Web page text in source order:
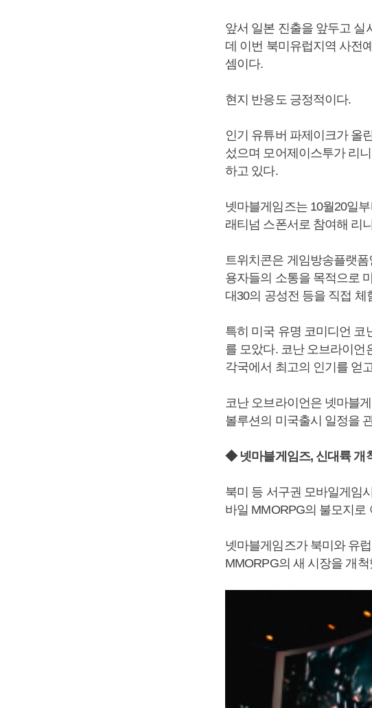
앞서 일본 진출을 앞두고 실
데 이번 북미유럽지역 사전
셈이다.
현지 반응도 긍정적이다.
인기 유튜버 파제이크가 올
섰으며 모어제이스투가 리
하고 있다.
넷마블게임즈는 10월20일
래티넘 스폰서로 참여해 리
트위치콘은 게임방송플랫
용자들의 소통을 목적으로
대30의 공성전 등을 직접 체
특히 미국 유명 코미디언 코
를 모았다. 코난 오브라이언
각국에서 최고의 인기를 얻
코난 오브라이언은 넷마블
볼루션의 미국출시 일정을
◆ 넷마블게임즈, 신대륙 개
북미 등 서구권 모바일게임
바일 MMORPG의 불모지로
넷마블게임즈가 북미와 유
MMORPG의 새 시장을 개